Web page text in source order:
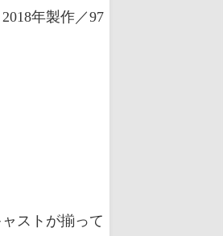
年製作／97
ストが揃って